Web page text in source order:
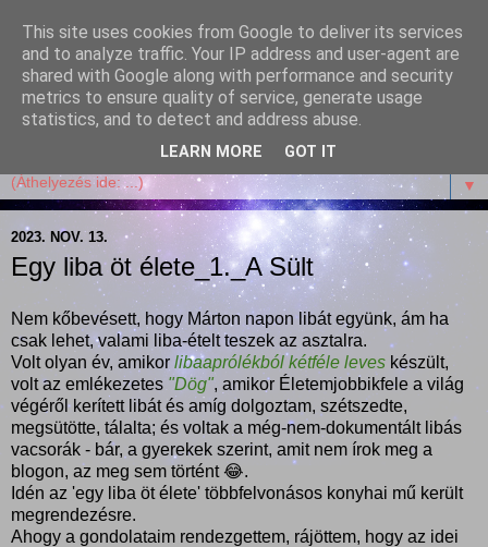
Garffyka
Szösszenetek a konyhámból, az életemből. Mosollyal,
receptekkel, vidámsággal, marcipánnal, csokival.
▼
2023. NOV. 13.
Egy liba öt élete_1._A Sült
Nem kőbevésett, hogy Márton napon libát együnk, ám ha
csak lehet, valami liba-ételt teszek az asztalra.
Volt olyan év, amikor libaaprólékból kétféle leves készült,
volt az emlékezetes "Dög", amikor Életemjobbikfele a világ
végéről kerített libát és amíg dolgoztam, szétszedte,
megsütötte, tálalta; és voltak a még-nem-dokumentált libás
vacsorák - bár, a gyerekek szerint, amit nem írok meg a
blogon, az meg sem történt 😂.
Idén az 'egy liba öt élete' többfelvonásos konyhai mű került
megrendezésre.
Ahogy a gondolataim rendezgettem, rájöttem, hogy az idei
This site uses cookies from Google to deliver its services
and to analyze traffic. Your IP address and user-agent are
shared with Google along with performance and security
metrics to ensure quality of service, generate usage
statistics, and to detect and address abuse.
LEARN MORE GOT IT